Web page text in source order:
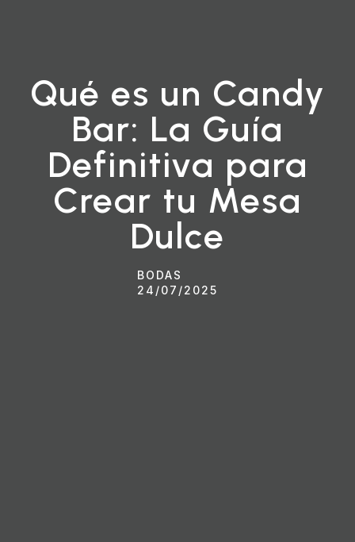
Qué es un Candy
Bar: La Guía
Definitiva para
Crear tu Mesa
Dulce
BODAS
24/07/2025